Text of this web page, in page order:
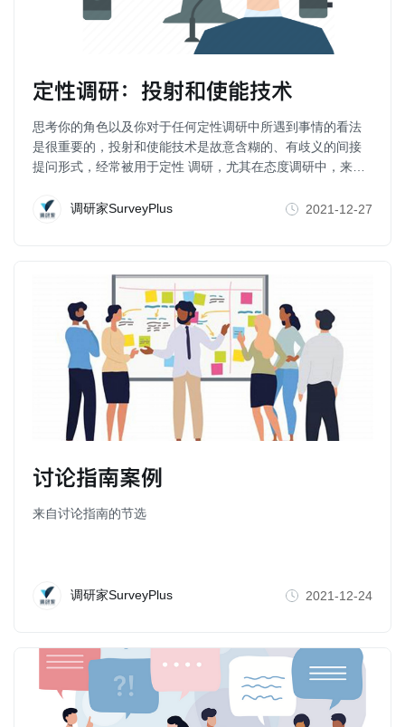
定性调研：投射和使能技术
思考你的角色以及你对于任何定性调研中所遇到事情的看法
是很重要的，投射和使能技术是故意含糊的、有歧义的间接
提问形式，经常被用于定性 调研，尤其在态度调研中，来超
调研家SurveyPlus
2021-12-27
讨论指南案例
来自讨论指南的节选
调研家SurveyPlus 2021-12-24